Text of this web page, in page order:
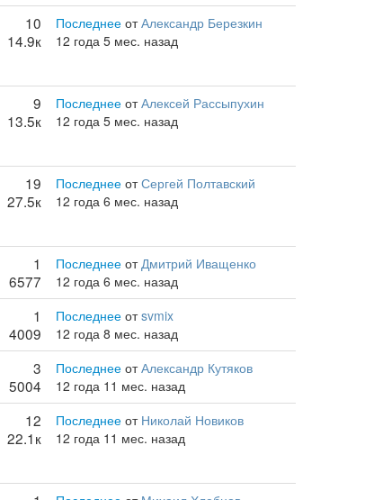
10
14.9к
Последнее отАлександр Березкин
12 года 5 мес. назад
9
13.5к
Последнее отАлексей Рассыпухин
12 года 5 мес. назад
19
27.5к
Последнее отСергей Полтавский
12 года 6 мес. назад
1
6577
Последнее отДмитрий Иващенко
12 года 6 мес. назад
1
4009
Последнее отsvmix
12 года 8 мес. назад
3
5004
Последнее отАлександр Кутяков
12 года 11 мес. назад
12
22.1к
Последнее от Николай Новиков
12 года 11 мес. назад